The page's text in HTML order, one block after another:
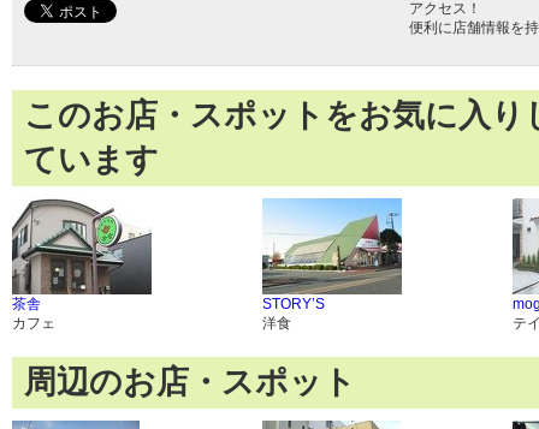
アクセス！
便利に店舗情報を
このお店・スポットをお気に入
ています
茶舎
カフェ
STORY’S
洋食
テ
周辺のお店・スポット